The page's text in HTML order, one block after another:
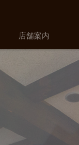
店舗案内